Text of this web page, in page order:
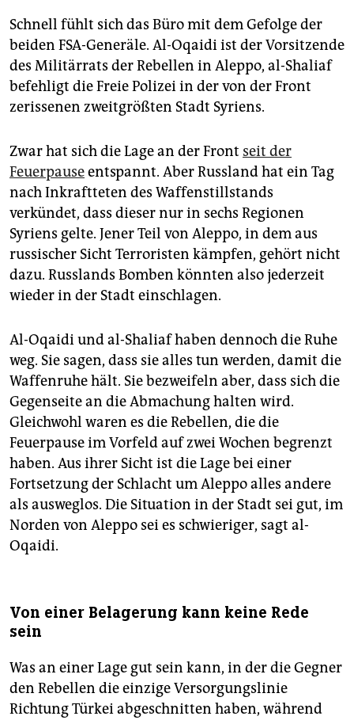
Schnell fühlt sich das Büro mit dem Gefolge der
beiden FSA-Generäle. Al-Oqaidi ist der Vorsitzende
des Militärrats der Rebellen in Aleppo, al-Shaliaf
befehligt die Freie Polizei in der von der Front
zerissenen zweitgrößten Stadt Syriens.
Zwar hat sich die Lage an der Front seit der
Feuerpauseentspannt. Aber Russland hat ein Tag
nach Inkraftteten des Waffenstillstands
verkündet, dass dieser nur in sechs Regionen
Syriens gelte. Jener Teil von Aleppo, in dem aus
russischer Sicht Terroristen kämpfen, gehört nicht
dazu. Russlands Bomben könnten also jederzeit
wieder in der Stadt einschlagen.
Al-Oqaidi und al-Shaliaf haben dennoch die Ruhe
weg. Sie sagen, dass sie alles tun werden, damit die
Waffenruhe hält. Sie bezweifeln aber, dass sich die
Gegenseite an die Abmachung halten wird.
Gleichwohl waren es die Rebellen, die die
Feuerpause im Vorfeld auf zwei Wochen begrenzt
haben. Aus ihrer Sicht ist die Lage bei einer
Fortsetzung der Schlacht um Aleppo alles andere
als ausweglos. Die Situation in der Stadt sei gut, im
Norden von Aleppo sei es schwieriger, sagt al-
Oqaidi.
Von einer Belagerung kann keine Rede
sein
Was an einer Lage gut sein kann, in der die Gegner
den Rebellen die einzige Versorgungslinie
Richtung Türkei abgeschnitten haben, während